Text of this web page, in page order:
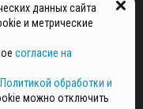
ДАННЫХ
данных сайта
и метрические
согласие на
Политикой обработки и
можно отключить